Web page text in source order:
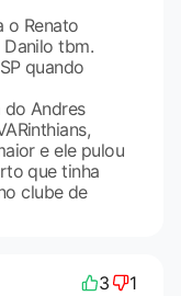
o Renato
tbm.
quando
do Andres
e ele pulou
que tinha
clube de
3 1